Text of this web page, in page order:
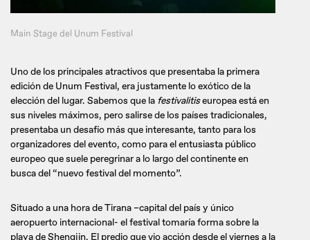
Main Stage del Unum Festival
Uno de los principales atractivos que presentaba la primera
edición de Unum Festival, era justamente lo exótico de la
elección del lugar. Sabemos que la festivalitiseuropea está en
sus niveles máximos, pero salirse de los países tradicionales,
presentaba un desafío más que interesante, tanto para los
organizadores del evento, como para el entusiasta público
europeo que suele peregrinar a lo largo del continente en
busca del “nuevo festival del momento”.
Situado a una hora de Tirana –capital del país y único
aeropuerto internacional- el festival tomaría forma sobre la
playa de Shengjin. El predio que vio acción desde el viernes a la